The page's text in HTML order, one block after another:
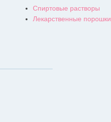
Спиртовые растворы
Лекарственные порошки